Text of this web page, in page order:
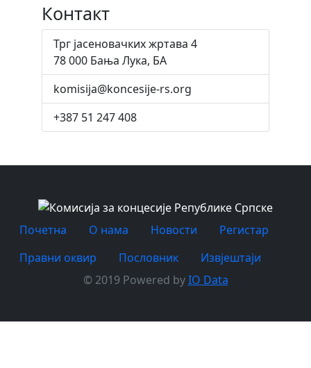
Контакт
Трг јасеновачких жртава 4
78 000 Бања Лука, БА
komisija@koncesije-rs.org
+387 51 247 408
Почетна O нама Новости
Регистар
Правни оквир
Пословник
Извјештаји
© 2019 Powered byIO Data